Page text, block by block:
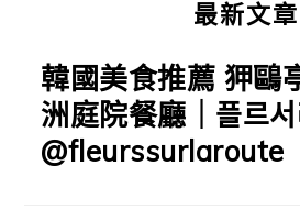
最新文章
韓國美食推薦 狎鷗
洲庭院餐廳｜플르
@fleurssurlaroute